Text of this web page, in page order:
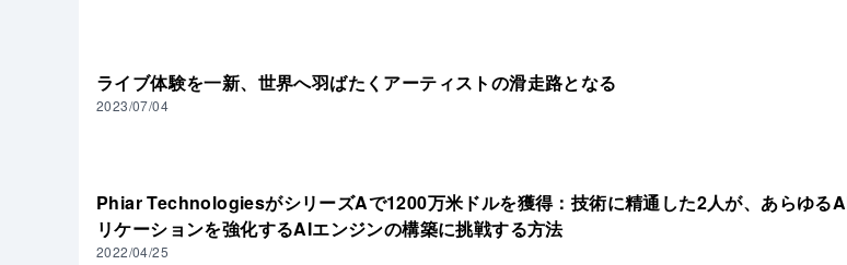
ライブ体験を一新、世界へ羽ばたくアーティストの滑走路となる
2023/07/04
Phiar TechnologiesがシリーズAで1200万米ドルを獲得：技術に精通した2人が、あらゆる
リケーションを強化するAIエンジンの構築に挑戦する方法
2022/04/25